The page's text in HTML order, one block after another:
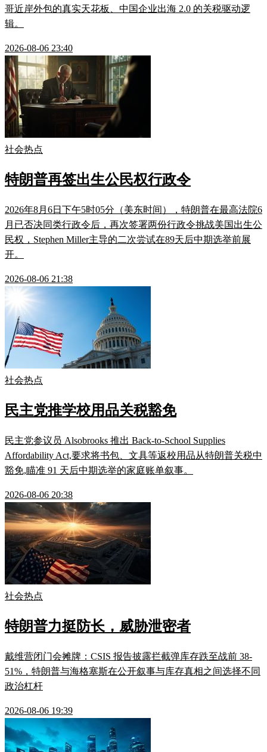
哥近岸外包的真实天花板、中国企业出海 2.0 的关税驱动逻
辑。
2026-08-06 23:40
社会热点
特朗普再签出生公民权行政令
2026年8月6日下午5时05分（美东时间），特朗普在最高法院6
月已否决同类行政令后，再次签署两份行政令挑战美国出生公
民权，Stephen Miller主导的二次尝试在89天后中期选举前展
开。
2026-08-06 21:38
社会热点
民主党推学校用品关税豁免
民主党参议员 Alsobrooks 推出 Back-to-School Supplies
Affordability Act,要求将书包、文具等返校用品从特朗普关税中
豁免,瞄准 91 天后中期选举的家庭账单叙事。
2026-08-06 20:38
社会热点
特朗普力挺防长，威胁泄密者
戴维营闭门会摊牌：CSIS 报告披露拦截弹库存跌至战前 38-
51%，特朗普与海格塞斯在公开叙事与库存真相之间选择不同
政治杠杆
2026-08-06 19:39